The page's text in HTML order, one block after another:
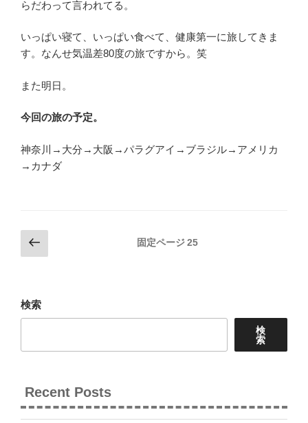
らだわって言われてる。
いっぱい寝て、いっぱい食べて、健康第一に旅してきま
す。なんせ気温差80度の旅ですから。笑
また明日。
今回の旅の予定。
神奈川→大分→大阪→パラグアイ→ブラジル→アメリカ
→カナダ
投
稿
ペ
ー
送
前
の
ジ
固定ページ25
検索
検
索
Recent Posts